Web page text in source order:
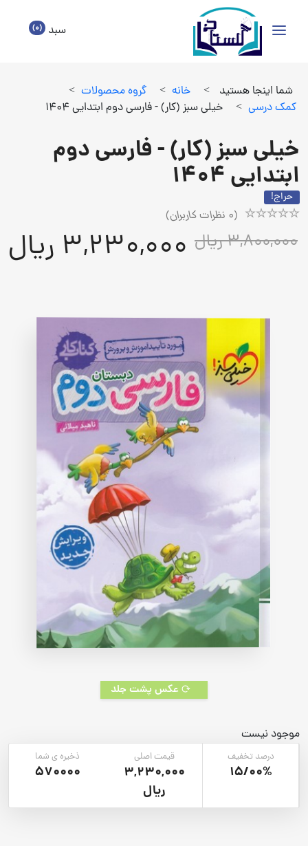
سبد (0)
شما اینجا هستید > خانه > گروه محصولات >
كمك درسي > خیلی سبز (کار) - فارسی دوم ابتدایی 1404
خیلی سبز (کار) - فارسی دوم
ابتدایی 1404
حراج!
5.00
(
0 نظرات کاربران)
3,800,000 ریال 3,230,000 ریال
عکس پشت جلد
موجود نیست
درصد تخفیف
15/00%
قیمت اصلی
3,230,000
ریال
ذخیره ی شما
570000